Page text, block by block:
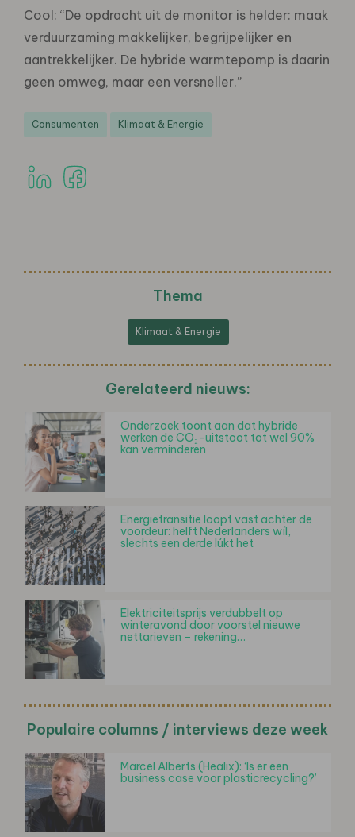
Cool: “De opdracht uit de monitor is helder: maak
verduurzaming makkelijker, begrijpelijker en
aantrekkelijker. De hybride warmtepomp is daarin
geen omweg, maar een versneller.”
Consumenten Klimaat & Energie
Thema
Klimaat & Energie
Gerelateerd nieuws:
Onderzoek toont aan dat hybride
werken de CO₂-uitstoot tot wel 90%
kan verminderen
Energietransitie loopt vast achter de
voordeur: helft Nederlanders wíl,
slechts een derde lúkt het
Elektriciteitsprijs verdubbelt op
winteravond door voorstel nieuwe
nettarieven – rekening…
Populaire columns / interviews deze week
Marcel Alberts (Healix): ‘Is er een
business case voor plasticrecycling?’